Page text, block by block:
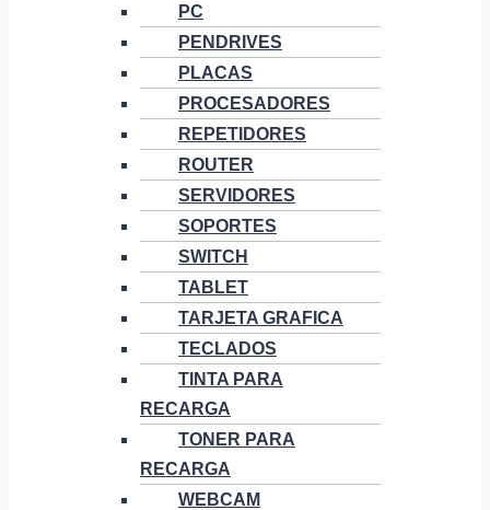
PC
PENDRIVES
PLACAS
PROCESADORES
REPETIDORES
ROUTER
SERVIDORES
SOPORTES
SWITCH
TABLET
TARJETA GRAFICA
TECLADOS
TINTA PARA
RECARGA
TONER PARA
RECARGA
WEBCAM